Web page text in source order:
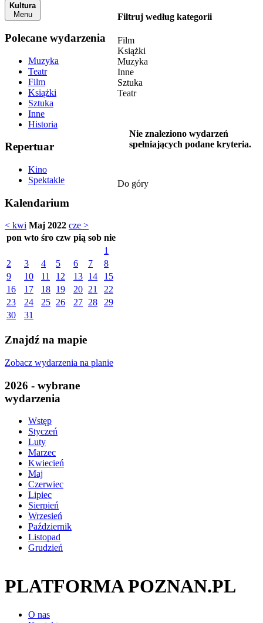
Kultura
Menu
Polecane wydarzenia
Muzyka
Teatr
Film
Książki
Sztuka
Inne
Historia
Repertuar
Kino
Spektakle
Kalendarium
< kwi Maj 2022 cze >
pon wto śro czw pią sob nie
1
2
3 4 5 6 7
8
9
10 11 12 13 14
15
16
17 18 19 20 21
22
23
24 25 26 27 28
29
30
31
Znajdź na mapie
Zobacz wydarzenia na planie
2026 - wybrane
wydarzenia
Wstęp
Styczeń
Luty
Marzec
Kwiecień
Maj
Czerwiec
Lipiec
Sierpień
Wrzesień
Październik
Listopad
Grudzień
Filtruj według kategorii
Film
Książki
Muzyka
Inne
Sztuka
Teatr
Nie znaleziono wydarzeń
spełniających podane kryteria.
Do góry
PLATFORMA POZNAN.PL
O nas